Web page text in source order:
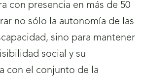
con presencia en más de 50
no sólo la autonomía de las
sino para mantener
social y su
con el conjunto de la